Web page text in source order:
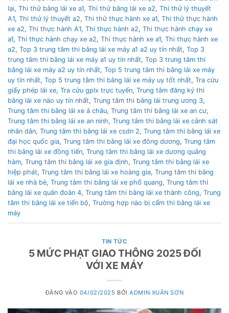
lại, Thi thử bằng lái xe a1, Thi thử bằng lái xe a2, Thi thử lý thuyết
A1, Thi thử lý thuyết a2, Thi thử thực hành xe a1, Thi thử thực hành
xe a2, Thi thực hành A1, Thi thực hành a2, Thi thực hành chạy xe
a1, Thi thực hành chạy xe a2, Thi thực hành xe a1, Thi thực hành xe
a2, Top 3 trung tâm thi bằng lái xe máy a1 a2 uy tín nhất, Top 3
trung tâm thi bằng lái xe máy a1 uy tín nhất, Top 3 trung tâm thi
bằng lái xe máy a2 uy tín nhất, Top 5 trung tâm thi bằng lái xe máy
uy tín nhất, Top 5 trung tâm thi bằng lái xe máy uy tốt nhất, Tra cứu
giấy phép lái xe, Tra cứu gplx trực tuyến, Trung tâm đăng ký thi
bằng lái xe nào uy tín nhất, Trung tâm thi bằng lái trung ương 3,
Trung tâm thi bằng lái xe á châu, Trung tâm thi bằng lái xe an cư,
Trung tâm thi bằng lái xe an ninh, Trung tâm thi bằng lái xe cảnh sát
nhân dân, Trung tâm thi bằng lái xe csdn 2, Trung tâm thi bằng lái xe
đại học quốc gia, Trung tâm thi bằng lái xe đông dương, Trung tâm
thi bằng lái xe đồng tiến, Trung tâm thi bằng lái xe dương quảng
hàm, Trung tâm thi bằng lái xe gia định, Trung tâm thi bằng lái xe
hiệp phát, Trung tâm thi bằng lái xe hoàng gia, Trung tâm thi bằng
lái xe nhà bè, Trung tâm thi bằng lái xe phổ quang, Trung tâm thi
bằng lái xe quân đoàn 4, Trung tâm thi bằng lái xe thành công, Trung
tâm thi bằng lái xe tiến bộ, Trường hợp nào bị cấm thi bằng lái xe
máy
TIN TỨC
5 MỨC PHẠT GIAO THÔNG 2025 ĐỐI
VỚI XE MÁY
ĐĂNG VÀO 04/02/2025 BỞIADMIN XUÂN SƠN